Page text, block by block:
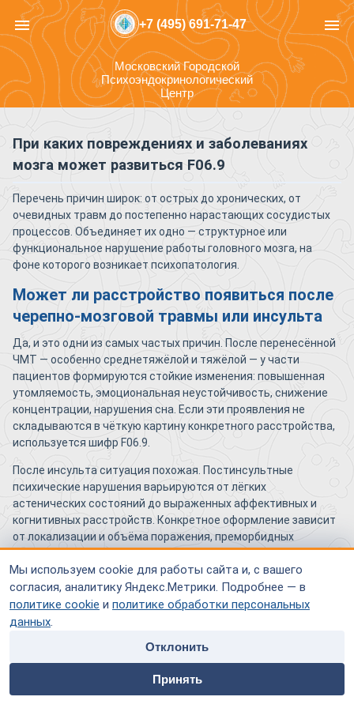
Мы используем cookie для работы сайта и, с вашего
согласия, аналитику Яндекс.Метрики. Подробнее — в
политике cookie и политике обработки персональных
данных.
Отклонить
Принять
home people
Специалисты
payment contacts
menu +7 (495) 691-71-47 menu
Московский Городской
Психоэндокринологический
Центр
При каких повреждениях и заболеваниях
мозга может развиться F06.9
Перечень причин широк: от острых до хронических, от
очевидных травм до постепенно нарастающих сосудистых
процессов. Объединяет их одно — структурное или
функциональное нарушение работы головного мозга, на
фоне которого возникает психопатология.
Может ли расстройство появиться после
черепно-мозговой травмы или инсульта
Да, и это одни из самых частых причин. После перенесённой
ЧМТ — особенно среднетяжёлой и тяжёлой — у части
пациентов формируются стойкие изменения: повышенная
утомляемость, эмоциональная неустойчивость, снижение
концентрации, нарушения сна. Если эти проявления не
складываются в чёткую картину конкретного расстройства,
используется шифр F06.9.
После инсульта ситуация похожая. Постинсультные
психические нарушения варьируются от лёгких
астенических состояний до выраженных аффективных и
когнитивных расстройств. Конкретное оформление зависит
от локализации и объёма поражения, преморбидных
особенностей и качества ранней реабилитации.
Какую роль играют нейроинфекции,
интоксикации и опухоли головного мозга
Перенесённые энцефалиты, менингоэнцефалиты,
оставлять резидуальную психопатологию. Хронические